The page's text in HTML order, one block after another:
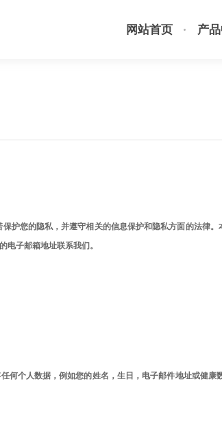
网站首页 产
护您的隐私，并遵守相关的信息保护和隐私方面的法律
电子邮箱地址联系我们。
何个人数据，例如您的姓名，生日，电子邮件地址或健